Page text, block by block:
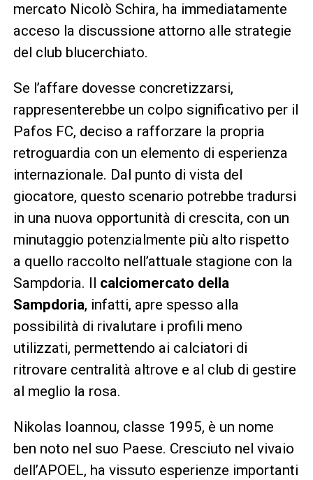
mercato Nicolò Schira, ha immediatamente
acceso la discussione attorno alle strategie
del club blucerchiato.
Se l’affare dovesse concretizzarsi,
rappresenterebbe un colpo significativo per il
Pafos FC, deciso a rafforzare la propria
retroguardia con un elemento di esperienza
internazionale. Dal punto di vista del
giocatore, questo scenario potrebbe tradursi
in una nuova opportunità di crescita, con un
minutaggio potenzialmente più alto rispetto
a quello raccolto nell’attuale stagione con la
Sampdoria. Il calciomercato della
Sampdoria, infatti, apre spesso alla
possibilità di rivalutare i profili meno
utilizzati, permettendo ai calciatori di
ritrovare centralità altrove e al club di gestire
al meglio la rosa.
Nikolas Ioannou, classe 1995, è un nome
ben noto nel suo Paese. Cresciuto nel vivaio
dell’APOEL, ha vissuto esperienze importanti